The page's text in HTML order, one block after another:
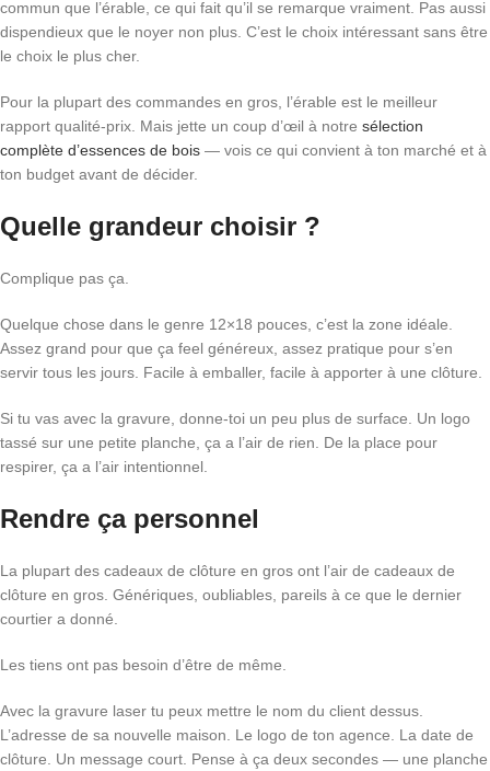
commun que l’érable, ce qui fait qu’il se remarque vraiment. Pas aussi
dispendieux que le noyer non plus. C’est le choix intéressant sans être
le choix le plus cher.
Pour la plupart des commandes en gros, l’érable est le meilleur
rapport qualité-prix. Mais jette un coup d’œil à notre sélection
complète d’essences de bois — vois ce qui convient à ton marché et à
ton budget avant de décider.
Quelle grandeur choisir ?
Complique pas ça.
Quelque chose dans le genre 12×18 pouces, c’est la zone idéale.
Assez grand pour que ça feel généreux, assez pratique pour s’en
servir tous les jours. Facile à emballer, facile à apporter à une clôture.
Si tu vas avec la gravure, donne-toi un peu plus de surface. Un logo
tassé sur une petite planche, ça a l’air de rien. De la place pour
respirer, ça a l’air intentionnel.
Rendre ça personnel
La plupart des cadeaux de clôture en gros ont l’air de cadeaux de
clôture en gros. Génériques, oubliables, pareils à ce que le dernier
courtier a donné.
Les tiens ont pas besoin d’être de même.
Avec la gravure laser tu peux mettre le nom du client dessus.
L’adresse de sa nouvelle maison. Le logo de ton agence. La date de
clôture. Un message court. Pense à ça deux secondes — une planche